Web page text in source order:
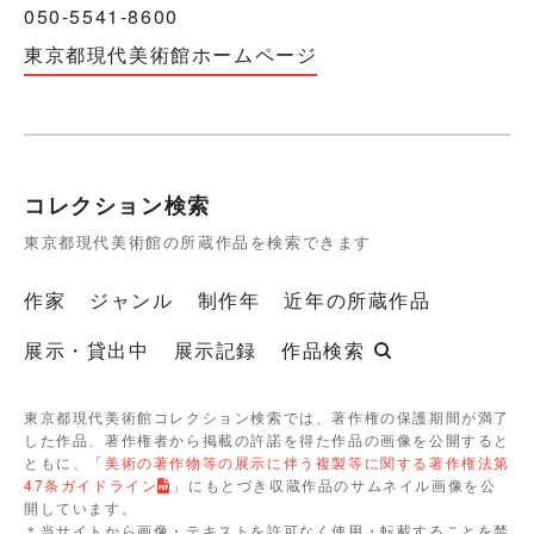
050-5541-8600
東京都現代美術館ホームページ
コレクション検索
東京都現代美術館の所蔵作品を検索できます
作家 ジャンル 制作年
近年の所蔵作品
展示・貸出中
展示記録 作品検索
東京都現代美術館コレクション検索では、著作権の保護期間が満了
した作品、著作権者から掲載の許諾を得た作品の画像を公開すると
ともに、「美術の著作物等の展示に伴う複製等に関する著作権法第
47条ガイドライン
」にもとづき収蔵作品のサムネイル画像を公
開しています。
＊当サイトから画像・テキストを許可なく使用・転載することを禁